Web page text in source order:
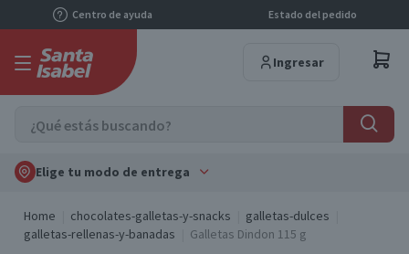
Centro de ayuda Estado del pedido
Ingresar
Elige tu modo de entrega
Home chocolates-galletas-y-snacks
galletas-dulces
galletas-rellenas-y-banadas
Galletas Dindon 115 g